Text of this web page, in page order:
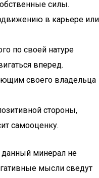
силы.
в карьере или
по своей натуре
вперед.
своего владельца
стороны,
самооценку.
данный минерал не
мысли сведут